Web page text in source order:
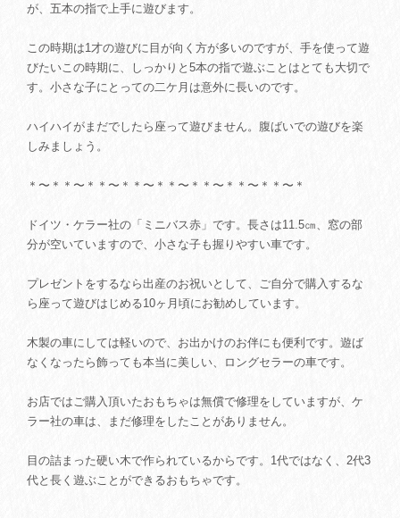
が、五本の指で上手に遊びます。
この時期は1才の遊びに目が向く方が多いのですが、手を使って遊
びたいこの時期に、しっかりと5本の指で遊ぶことはとても大切で
す。小さな子にとっての二ケ月は意外に長いのです。
ハイハイがまだでしたら座って遊びません。腹ばいでの遊びを楽
しみましょう。
＊〜＊＊〜＊＊〜＊＊〜＊＊〜＊＊〜＊＊〜＊＊〜＊
ドイツ・ケラー社の「ミニバス赤」です。長さは11.5㎝、窓の部
分が空いていますので、小さな子も握りやすい車です。
プレゼントをするなら出産のお祝いとして、ご自分で購入するな
ら座って遊びはじめる10ヶ月頃にお勧めしています。
木製の車にしては軽いので、お出かけのお伴にも便利です。遊ば
なくなったら飾っても本当に美しい、ロングセラーの車です。
お店ではご購入頂いたおもちゃは無償で修理をしていますが、ケ
ラー社の車は、まだ修理をしたことがありません。
目の詰まった硬い木で作られているからです。1代ではなく、2代3
代と長く遊ぶことができるおもちゃです。